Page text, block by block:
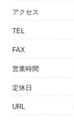
アクセス
TEL
FAX
営業時間
定休日
URL